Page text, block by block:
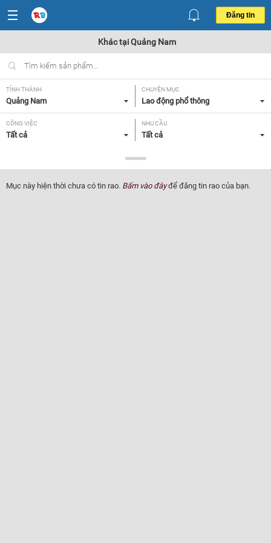
Đăng tin
Khác tại Quảng Nam
TỈNH THÀNH
Quảng Nam
CHUYÊN MỤC
Lao động phổ thông
CÔNG VIỆC
Tất cả
NHU CẦU
Tất cả
Tất cả
Mục này hiện thời chưa có tin rao. Bấm vào đâyđể đăng tin rao của bạn.